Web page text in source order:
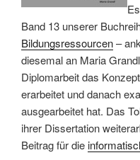
Band 13 unserer
Bildungsressourcen–
diesemal an Maria
Diplomarbeit das
erarbeitet und danach
ausgearbeitet hat. Das
ihrer Dissertation
Beitrag für die